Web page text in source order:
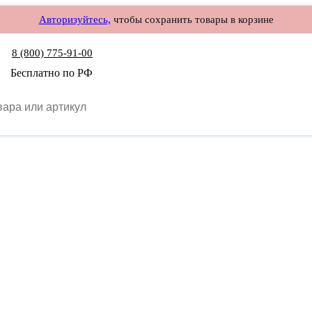
Авторизуйтесь, чтобы сохранить товары в корзине
8 (800) 775-91-00
Бесплатно по РФ